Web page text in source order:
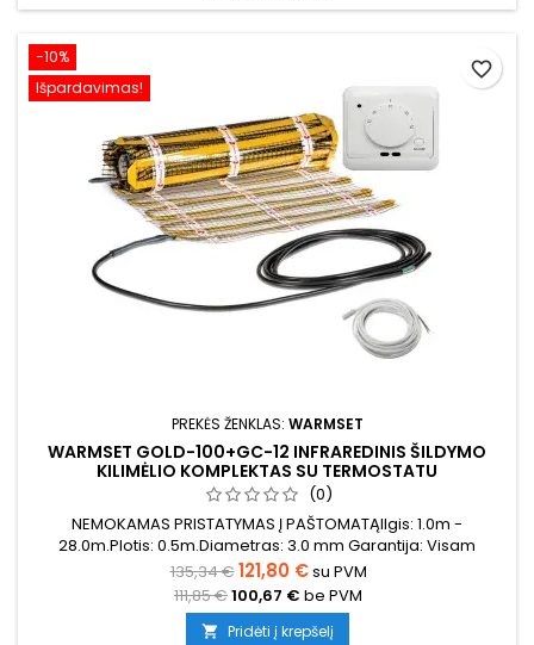
−10%
Išpardavimas!
PREKĖS ŽENKLAS: WARMSET
WARMSET GOLD-100+GC-12 INFRAREDINIS ŠILDYMO
KILIMĖLIO KOMPLEKTAS SU TERMOSTATU
(0)
NEMOKAMAS PRISTATYMAS Į PAŠTOMATĄIlgis: 1.0m -
28.0m.Plotis: 0.5m.Diametras: 3.0 mm Garantija: Visam
laikotarpiui (Reikia užsiregistruoti garantiniam
puslapyje)Galia: 100W/m2
135,34 €121,80 €su PVM
111,85 €100,67 € be PVM
 Pridėti į krepšelį
favorite_border